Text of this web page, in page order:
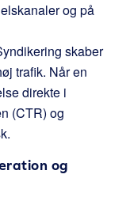
og på
skaber
trafik. Når en
direkte i
(CTR) og
og